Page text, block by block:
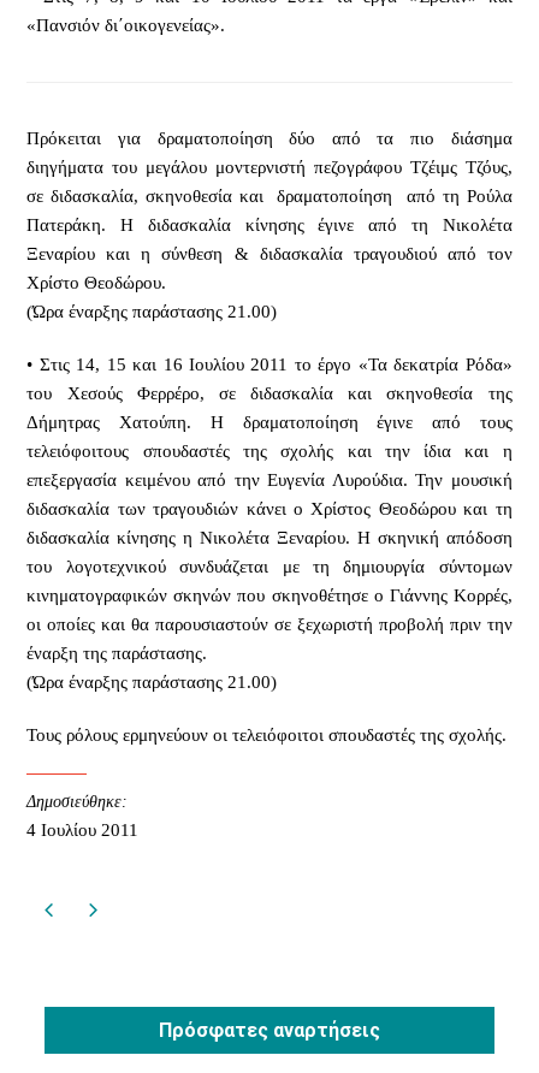
«Πανσιόν δι΄οικογενείας».
Πρόκειται για δραματοποίηση δύο από τα πιο διάσημα
διηγήματα του μεγάλου μοντερνιστή πεζογράφου Τζέιμς Τζόυς,
σε διδασκαλία, σκηνοθεσία και δραματοποίηση από τη Ρούλα
Πατεράκη. Η διδασκαλία κίνησης έγινε από τη Νικολέτα
Ξεναρίου και η σύνθεση & διδασκαλία τραγουδιού από τον
Χρίστο Θεοδώρου.
(Ώρα έναρξης παράστασης 21.00)
• Στις 14, 15 και 16 Ιουλίου 2011 το έργο «Τα δεκατρία Ρόδα»
του Χεσούς Φερρέρo, σε διδασκαλία και σκηνοθεσία της
Δήμητρας Χατούπη. Η δραματοποίηση έγινε από τους
τελειόφοιτους σπουδαστές της σχολής και την ίδια και η
επεξεργασία κειμένου από την Ευγενία Λυρούδια. Την μουσική
διδασκαλία των τραγουδιών κάνει ο Χρίστος Θεοδώρου και τη
διδασκαλία κίνησης η Νικολέτα Ξεναρίου. Η σκηνική απόδοση
του λογοτεχνικού συνδυάζεται με τη δημιουργία σύντομων
κινηματογραφικών σκηνών που σκηνοθέτησε ο Γιάννης Κορρές,
οι οποίες και θα παρουσιαστούν σε ξεχωριστή προβολή πριν την
έναρξη της παράστασης.
(Ώρα έναρξης παράστασης 21.00)
Τους ρόλους ερμηνεύουν οι τελειόφοιτοι σπουδαστές της σχολής.
Δημοσιεύθηκε:
4 Ιουλίου 2011
Πρόσφατες αναρτήσεις